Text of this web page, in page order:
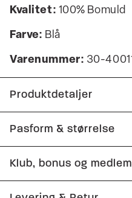
Kvalitet: 100% Bomuld
Farve: Blå
Varenummer: 30-
Produktdetaljer
Fremstillet i 100%
T-shirten har rund
Logomærke nederst
Pasform & størrelse
Fit:Relaxed fit
Klub, bonus og